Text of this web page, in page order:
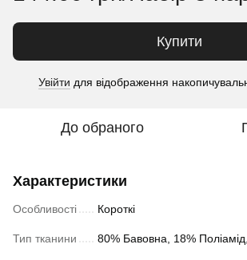
Купити
Увійти для відображення
До обраного
Характеристики
Особливості Короткі
Тип тканини 80% Бавовна, 18%